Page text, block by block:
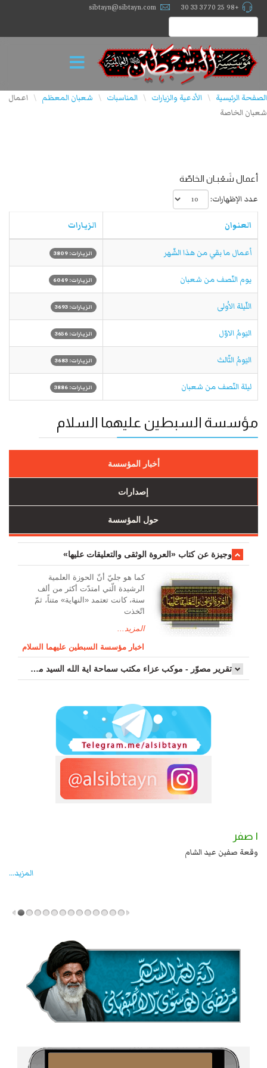
+98 25 3770 33 30
sibtayn@sibtayn.com
الصفحة الرئيسية \ الأدعية والزيارات \ المناسبات \ شعبان المعظم \ اعمال
شعبان الخاصة
أعمال شَعْبـان الخاصّة
عدد الإظهارات:
العنوان الزيارات
أعمال ما بقي من هذا الشّهر الزيارات: 3809
يوم النّصف من شعبان الزيارات: 6049
اللّيلة الاُولى الزيارات: 3693
اليَومُ الاوّل الزيارات: 3656
اليَومُ الثّالث الزيارات: 3683
ليلة النّصف من شعبان الزيارات: 3886
مؤسسة السبطين عليهما السلام
أخبار المؤسسة
إصدارات
حول المؤسسة
وجیزة عن کتاب «العروة الوثقی والتعلیقات علیها»
کما هو جليّ أنّ الحوزة العلمیة
الرشیدة الّتي امتدّت أكثر من ألف
سنة، كانت تعتمد «النهاية» متناً، ثمّ
اتّخذت
المزيد...
اخبار مؤسسة السبطين عليهما السلام
تقرير مصوّر - موكب عزاء مکتب سماحة اية الله السيد مرتضى الموسوي الاصفهاني في يوم إستشهاد السيدة فاطم...
بن علي بن الحسين عليهما السلام قتل صاحب الزنج